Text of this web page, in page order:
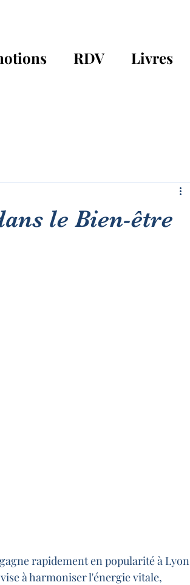
RDV Livres
le Bien-être
rapidement en popularité à Lyon
à harmoniser l'énergie vitale,